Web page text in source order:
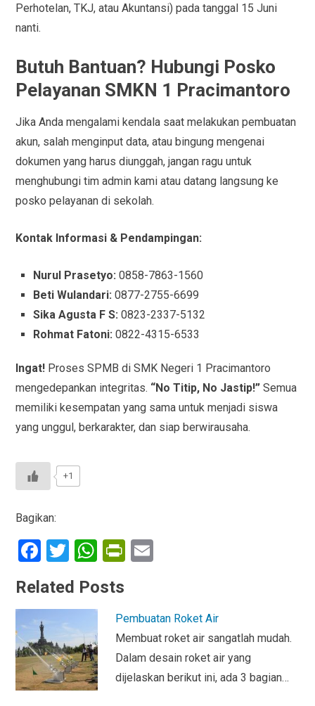
Perhotelan, TKJ, atau Akuntansi) pada tanggal 15 Juni
nanti.
Butuh Bantuan? Hubungi Posko
Pelayanan SMKN 1 Pracimantoro
Jika Anda mengalami kendala saat melakukan pembuatan
akun, salah menginput data, atau bingung mengenai
dokumen yang harus diunggah, jangan ragu untuk
menghubungi tim admin kami atau datang langsung ke
posko pelayanan di sekolah.
Kontak Informasi & Pendampingan:
Nurul Prasetyo: 0858-7863-1560
Beti Wulandari: 0877-2755-6699
Sika Agusta F S: 0823-2337-5132
Rohmat Fatoni: 0822-4315-6533
Ingat! Proses SPMB di SMK Negeri 1 Pracimantoro
mengedepankan integritas. “No Titip, No Jastip!” Semua
memiliki kesempatan yang sama untuk menjadi siswa
yang unggul, berkarakter, dan siap berwirausaha.
+1
Bagikan:
F
ce
b
o
o
k
T
wi
tt
er
W
at
s
A
p
p
Pr
ri
e
n
dl
Related Posts
Pembuatan Roket Air
Membuat roket air sangatlah mudah.
Dalam desain roket air yang
dijelaskan berikut ini, ada 3 bagian…